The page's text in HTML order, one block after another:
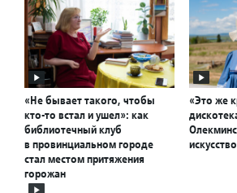
«Не бывает такого, чтобы
кто-то встал и ушел»: как
библиотечный клуб
в провинциальном городе
стал местом притяжения
горожан
«Это же